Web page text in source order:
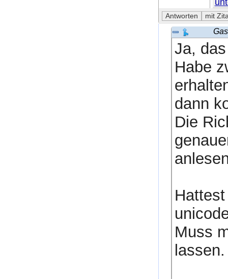
Ja,
Habe
dann
Die
Muss
lassen.